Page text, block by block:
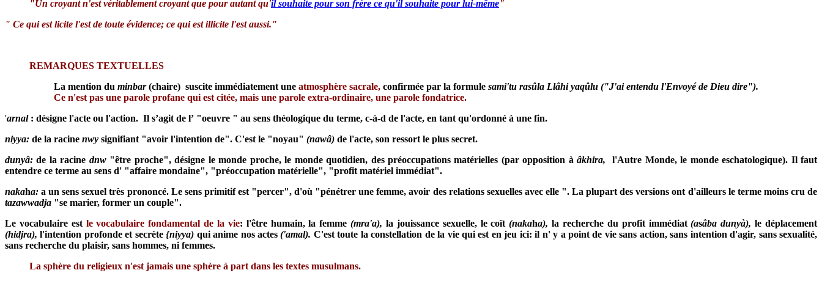
"Un croyant n'est véritablement croyant que pour autant qu'il souhaite pour son frère ce qu'il souhaite pour lui-même"
" Ce qui est licite l'est de toute évidence; ce qui est illicite l'est aussi."
REMARQUES TEXTUELLES
La mention du minbar(chaire) suscite immédiatement une atmosphère sacrale, confirmée par la formule sami'tu rasûla Llâhi yaqûlu ("J'ai entendu l'Envoyé de Dieu dire").
Ce n'est pas une parole profane qui est citée, mais une parole extra-ordinaire, une parole fondatrice.
'arnal : désigne l'acte ou l'action. Il s’agit de l’ "oeuvre " au sens théologique du terme, c-à-d de l'acte, en tant qu'ordonné à une fin.
niyya: de la racine nwy signifiant "avoir l'intention de". C'est le "noyau" (nawâ) de l'acte, son ressort le plus secret.
dunyâ:de la racine dnw "être proche", désigne le monde proche, le monde quotidien, des préoccupations matérielles (par opposition àâkhira,
l'Autre Monde, le monde eschatologique). Il faut
entendre ce terme au sens d' "affaire mondaine", "préoccupation matérielle", "profit matériel immédiat".
nakaha:a un sens sexuel très prononcé. Le sens primitif est "percer", d'où "pénétrer une femme, avoir des relations sexuelles avec elle ". La plupart des versions ont d'ailleurs le terme moins cru de
tazawwadja "se marier, former un couple".
Le vocabulaire estle vocabulaire fondamental de la vie: l'être humain, la femme(mra'a),la jouissance sexuelle, le coït(nakaha),la recherche du profit immédiat(asâba dunyà),le déplacement
(hidjra),l'intention profonde et secrète{niyya) qui anime nos actes('amal). C'est toute la constellation de la vie qui est en jeu ici: il n' y a point de vie sans action, sans intention d'agir, sans sexualité,
sans recherche du plaisir, sans hommes, ni femmes.
La sphère du religieux n'est jamais une sphère à part dans les textes musulmans.